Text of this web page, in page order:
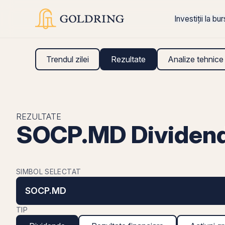
Investiții la
Trendul zilei Rezultate Analize tehnice
REZULTATE
SOCP.MD
SIMBOL SELECTAT
SOCP.MD
TIP